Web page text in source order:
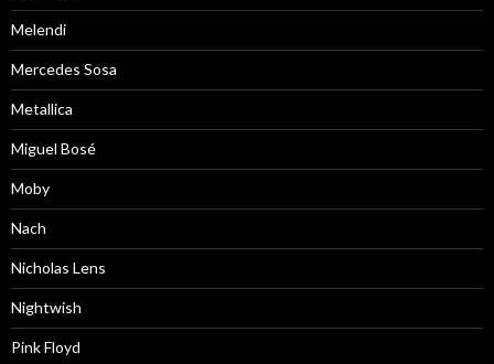
Melendi
Mercedes Sosa
Metallica
Miguel Bosé
Moby
Nach
Nicholas Lens
Nightwish
Pink Floyd